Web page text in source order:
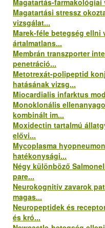
Magatartás-
Magatartási stressz
vizsgálat...
Marek-féle betegség
ártalmatlans...
Membrán transzporter
penetráció...
Metotrexát-polipeptid
hatásának vizsg...
Miocardialis infarktus
Monoklonális
kombinált im...
Moxidectin tartalmú
elővi...
Mycoplasma
hatékonysági...
Négy különböző
pare...
Neurokognitív zavarok
magas...
Neuropeptidek és
és kró...